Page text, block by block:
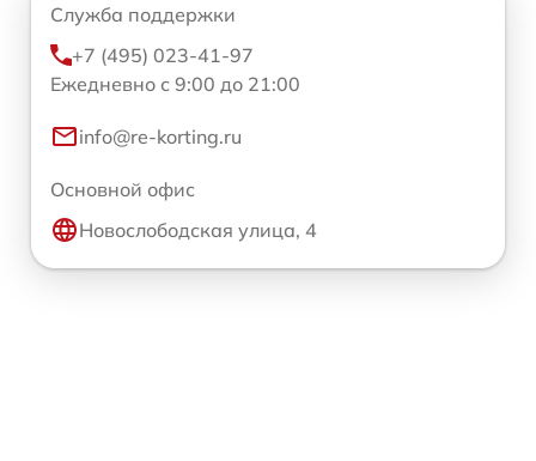
Служба поддержки
+7 (495) 023-41-97
Ежедневно с 9:00 до 21:00
info@re-korting.ru
Основной офис
Новослободская улица, 4